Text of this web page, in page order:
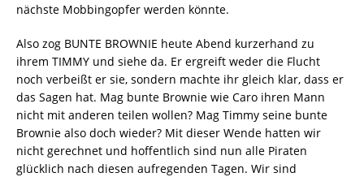
nächste Mobbingopfer werden könnte.
Also zog BUNTE BROWNIE heute Abend kurzerhand zu
ihrem TIMMY und siehe da. Er ergreift weder die Flucht
noch verbeißt er sie, sondern machte ihr gleich klar, dass er
das Sagen hat. Mag bunte Brownie wie Caro ihren Mann
nicht mit anderen teilen wollen? Mag Timmy seine bunte
Brownie also doch wieder? Mit dieser Wende hatten wir
nicht gerechnet und hoffentlich sind nun alle Piraten
glücklich nach diesen aufregenden Tagen. Wir sind